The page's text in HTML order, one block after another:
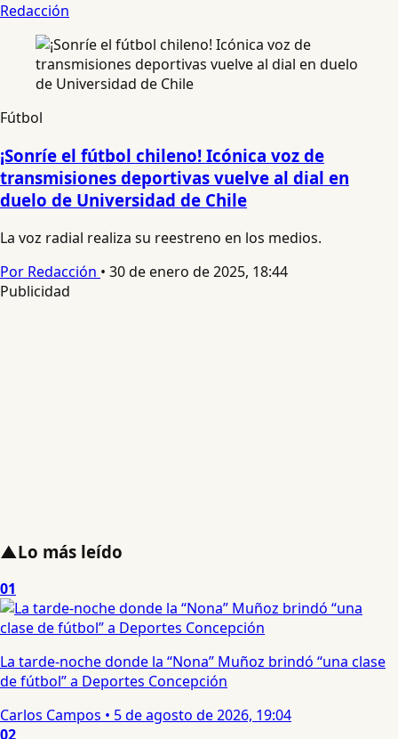
Redacción
Fútbol
¡Sonríe el fútbol chileno! Icónica voz de
transmisiones deportivas vuelve al dial en
duelo de Universidad de Chile
La voz radial realiza su reestreno en los medios.
Por Redacción • 30 de enero de 2025, 18:44
Publicidad
▲Lo más leído
01
La tarde-noche donde la “Nona” Muñoz brindó “una clase
de fútbol” a Deportes Concepción
Carlos Campos • 5 de agosto de 2026, 19:04
02